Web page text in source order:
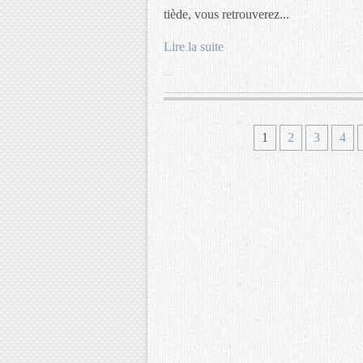
tiède, vous retrouverez...
Lire la suite
1 2 3 4